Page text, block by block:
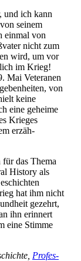
und ich kann
seinem
einmal von
nicht zum
wird, um vor
im Krieg!
Mai Vete­ra­nen
von
keine
eine geheime
Krieges
erzäh­
das Thema
History als
hat ihm nicht
gezehrt,
ihn erin­nert
eine Stimme
Pro­fes­